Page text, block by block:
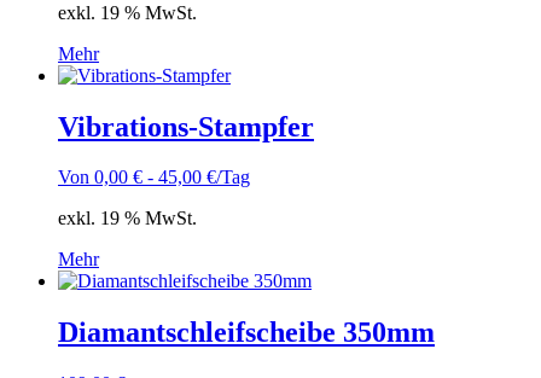
exkl. 19 % MwSt.
Mehr
Vibrations-Stampfer
Von 0,00 € - 45,00 €/Tag
exkl. 19 % MwSt.
Mehr
Diamantschleifscheibe 350mm